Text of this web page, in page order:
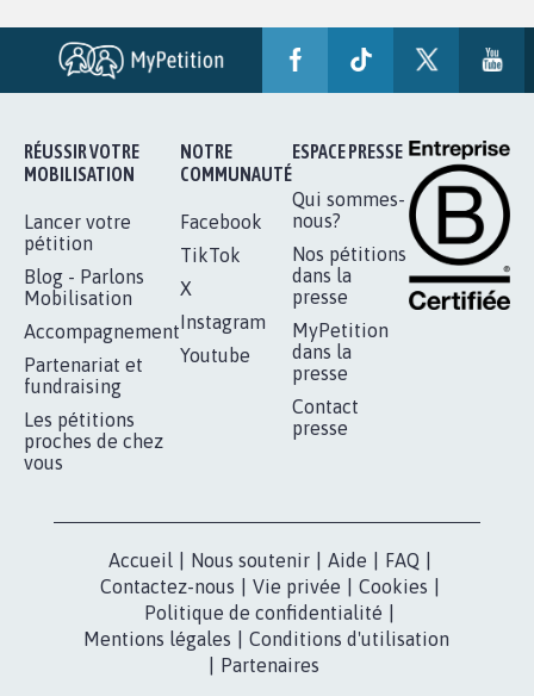
RÉUSSIR VOTRE
MOBILISATION
Lancer votre
pétition
Blog - Parlons
Mobilisation
Accompagnement
Partenariat et
fundraising
Les pétitions
proches de chez
vous
NOTRE
COMMUNAUTÉ
Facebook
TikTok
X
Instagram
Youtube
ESPACE PRESSE
Qui sommes-
nous?
Nos pétitions
dans la
presse
MyPetition
dans la
presse
Contact
presse
Accueil Nous soutenir Aide FAQ
Contactez-nous
Vie privée Cookies
Politique de confidentialité
Mentions légales
Conditions d'utilisation
Partenaires